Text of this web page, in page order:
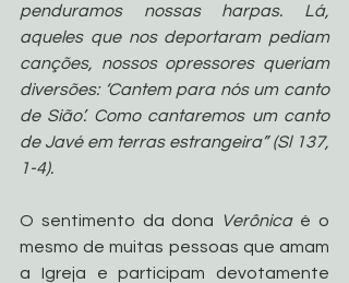
penduramos nossas harpas. Lá,
aqueles que nos deportaram pediam
canções, nossos opressores queriam
diversões: ‘Cantem para nós um canto
de Sião’. Como cantaremos um canto
de Javé em terras estrangeira” (Sl 137,
1-4).
O sentimento da dona Verônica é o
mesmo de muitas pessoas que amam
a Igreja e participam devotamente